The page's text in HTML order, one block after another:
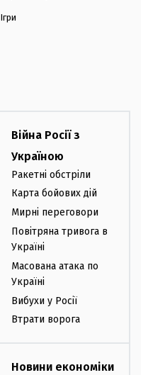
Ігри
Війна Росії з
Україною
Ракетні обстріли
Карта бойових дій
Мирні переговори
Повітряна тривога в
Україні
Масована атака по
Україні
Вибухи у Росії
Втрати ворога
Новини економіки